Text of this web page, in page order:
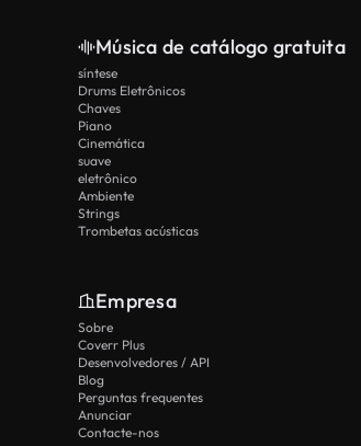
Música de catálogo gratuita
síntese
Drums Eletrônicos
Chaves
Piano
Cinemática
suave
eletrônico
Ambiente
Strings
Trombetas acústicas
Empresa
Sobre
Coverr Plus
Desenvolvedores / API
Blog
Perguntas frequentes
Anunciar
Contacte-nos